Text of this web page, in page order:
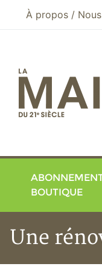
Aller au menu principal
Aller au contenu
À propos /
BOUTIQUE
Une